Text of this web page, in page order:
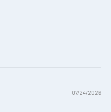
07/24/2026